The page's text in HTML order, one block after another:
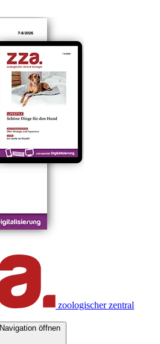
zoologischer zentral
Navigation öffnen